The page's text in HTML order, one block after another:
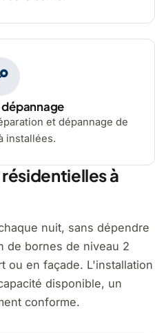
et dépannage de
installées.
à
nuit, sans dépendre
de bornes de niveau 2
ou en façade. L'installation
disponible, un
conforme.